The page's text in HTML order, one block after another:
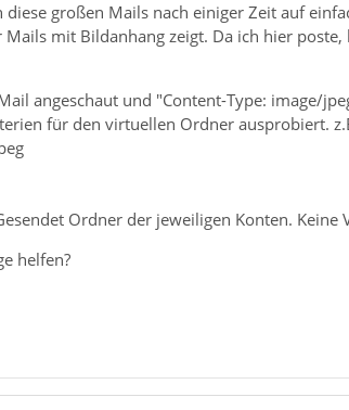
großen Mails nach einiger Zeit auf
mit Bildanhang zeigt. Da ich hier
angeschaut und "Content-Type: image/
für den virtuellen Ordner ausprobiert.
Ordner der jeweiligen Konten.
helfen?